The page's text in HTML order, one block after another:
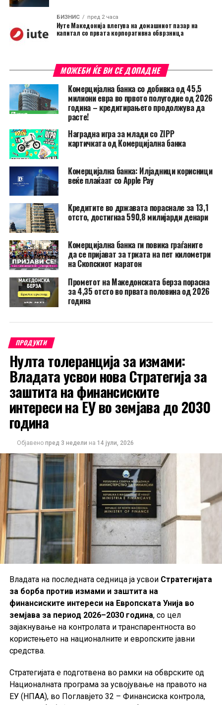
БИЗНИС пред 2 часа
Иуте Македонија влегува на домашниот пазар на
капитал со првата корпоративна обврзница
МОЖЕБИ ЌЕ ВИ СЕ ДОПАДНЕ
Комерцијална банка со добивка од 45,5
милиони евра во првото полугодие од 2026
година – кредитирањето продолжува да
расте!
Наградна игра за млади со ZIPP
картичката од Комерцијална банка
Комерцијална банка: Илјадници корисници
веќе плаќаат со Apple Pay
Кредитите во државата пораснале за 13,1
отсто, достигнаа 590,8 милијарди денари
Комерцијална банка ги повика граѓаните
да се пријават за трката на пет километри
на Скопскиот маратон
Прометот на Македонската берза порасна
за 4,35 отсто во првата половина од 2026
година
ПРОДУКТИ
Нулта толеранција за измами:
Владата усвои нова Стратегија за
заштита на финансиските
интереси на ЕУ во земјава до 2030
година
Објавено пред 3 недели на 14 јули, 2026
Владата на последната седница ја усвои Стратегијата
за борба против измами и заштита на
финансиските интереси на Европската Унија во
земјава за период 2026–2030 година, со цел
зајакнување на контролата и транспарентноста во
користењето на националните и европските јавни
средства.
Стратегијата е подготвена во рамки на обврските од
Националната програма за усвојување на правото на
ЕУ (НПАА), во Поглавјето 32 – Финансиска контрола,